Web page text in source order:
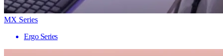
MX Series
Ergo Series